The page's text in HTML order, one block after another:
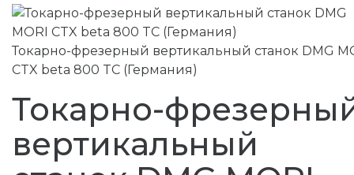
Токарно-фрезерный вертикальный станок DMG
CTX beta 800 TC (Германия)
Токарно-
вертикальный